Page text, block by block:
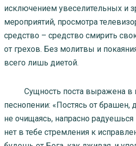
исключением увеселительных и
мероприятий, просмотра
средство – средство смирить
от грехов. Без молитвы и
всего лишь диетой.
Сущность поста выражена в
песнопении: «Постясь от брашен,
не очищаясь, напрасно
нет в тебе стремления к